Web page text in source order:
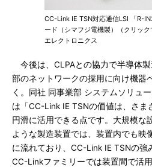
CC-Link IE TSN対応通信LSI 「R-
ード（シマフジ電機製）（クリッ
エレクトロニクス
今後は、CLPAとの協力で半導体
部のネットワークの採用に向け機器
く。同社 同事業部 システムソリュ
は「CC-Link IE TSNの価値は、さま
円滑に活用できる点です。大規模な
ような製造装置では、装置内でも映
に流れており、CC-Link IE TSNの強
CC-Linkファミリーでは装置間で活